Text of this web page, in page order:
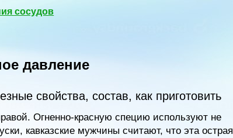
сосудов
давление
свойства, состав, как приготовить
Огненно-красную специю используют не
кавказские мужчины считают, что эта острая